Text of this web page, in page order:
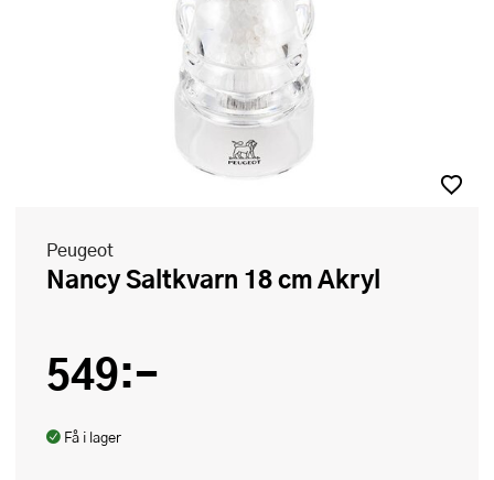
Peugeot
Nancy Saltkvarn 18 cm Akryl
549:-
Få i lager